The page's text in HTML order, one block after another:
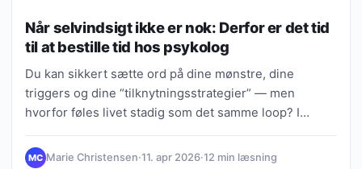
Når selvindsigt ikke er nok: Derfor er det tid
til at bestille tid hos psykolog
Du kan sikkert sætte ord på dine mønstre, dine
triggers og dine “tilknytningsstrategier” — men
hvorfor føles livet stadig som det samme loop? I…
MC Marie Christensen·11. apr 2026·12 min læsning